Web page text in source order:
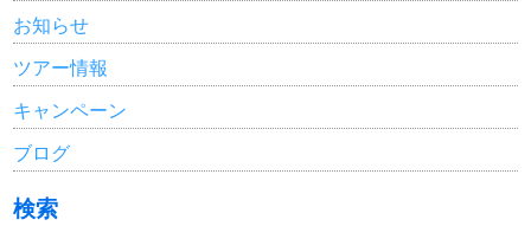
お知らせ
ツアー情報
キャンペーン
ブログ
検索